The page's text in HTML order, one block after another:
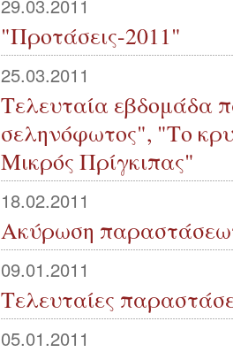
29.03.2011
"Προτάσεις-2011"
25.03.2011
Τελευταία εβδομάδα
σεληνόφωτος", "Το
Μικρός Πρίγκιπας"
18.02.2011
Ακύρωση
09.01.2011
Τελευταίες
05.01.2011